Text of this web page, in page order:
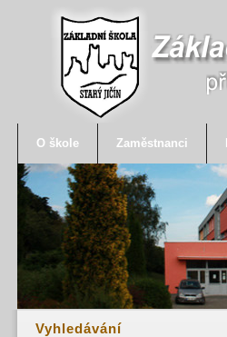
Vyhledávání
O škole Zaměstnanci